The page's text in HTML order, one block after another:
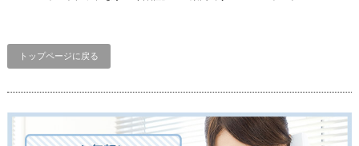
トップページに戻る